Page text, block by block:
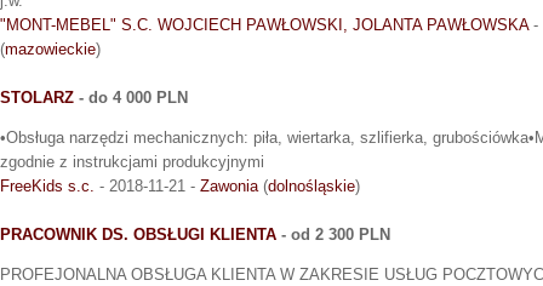
"MONT-MEBEL" S.C. WOJCIECH PAWŁOWSKI, JOLANTA PAWŁOWSKA-
(mazowieckie)
STOLARZ - do 4 000 PLN
•Obsługa narzędzi mechanicznych: piła, wiertarka, szlifierka,
zgodnie z instrukcjami produkcyjnymi
FreeKids s.c. - 2018-11-21 - Zawonia(dolnośląskie)
PRACOWNIK DS. OBSŁUGI KLIENTA - od 2 300 PLN
PROFEJONALNA OBSŁUGA KLIENTA W ZAKRESIE USŁUG